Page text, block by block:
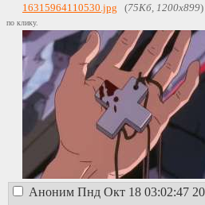
16315964110530.jpg (75Кб, 1200x899)
по клику.
Аноним Пнд Окт 18 03:02:47